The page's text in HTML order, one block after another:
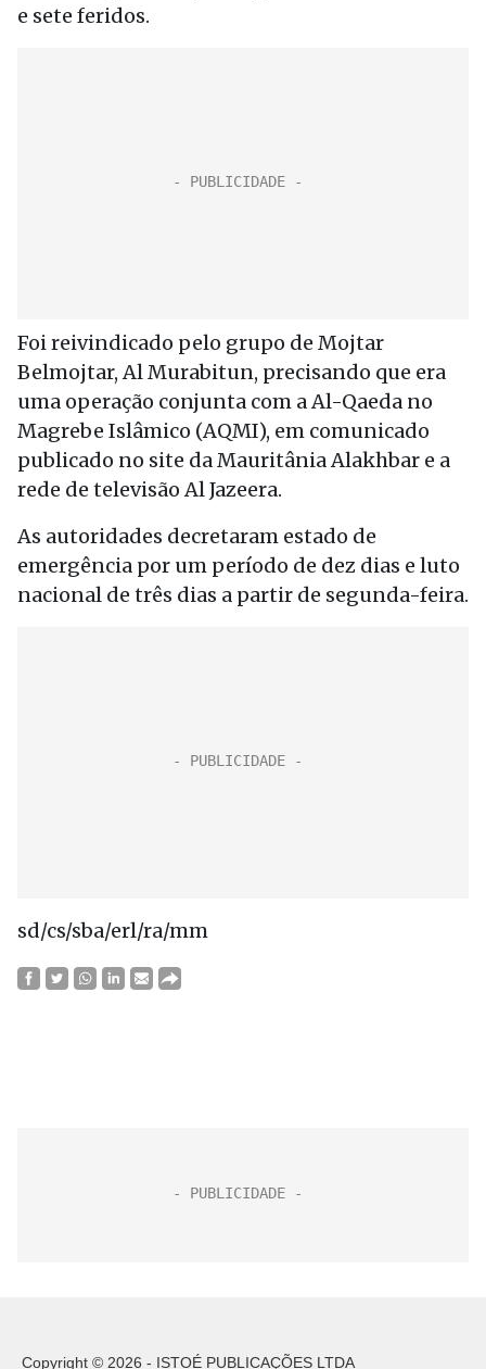
e sete feridos.
Foi reivindicado pelo grupo de Mojtar
Belmojtar, Al Murabitun, precisando que era
uma operação conjunta com a Al-Qaeda no
Magrebe Islâmico (AQMI), em comunicado
publicado no site da Mauritânia Alakhbar e a
rede de televisão Al Jazeera.
As autoridades decretaram estado de
emergência por um período de dez dias e luto
nacional de três dias a partir de segunda-feira.
sd/cs/sba/erl/ra/mm
Copyright © 2026 - ISTOÉ PUBLICAÇÕES LTDA